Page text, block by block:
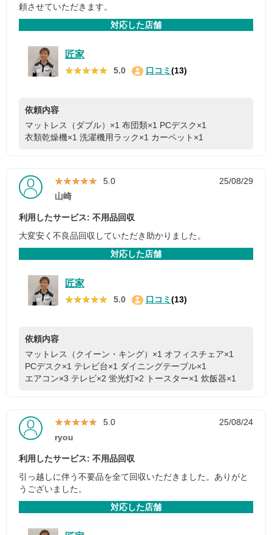
頼させていただきます。
対応した店舗
匠家
★★★★★
★★★★★ 5.0 口コミ (13)
依頼内容
マットレス（ダブル）×1 布団類×1 PCデスク×1
衣類乾燥機×1 洗濯機用ラック×1 カーペット×1
★★★★★
★★★★★ 5.0
25/08/29
山崎
利用したサービス: 不用品回収
大変安く不良品回収していただき助かりました。
対応した店舗
匠家
★★★★★
★★★★★ 5.0 口コミ (13)
依頼内容
マットレス（クイーン・キング）×1 オフィスチェア×1
PCデスク×1 テレビ台×1 ダイニングテーブル×1
エアコン×3 テレビ×2 蛍光灯×2 トースター×1 炊飯器×1
★★★★★
★★★★★ 5.0
25/08/24
ryou
利用したサービス: 不用品回収
引っ越しに伴う不要品を全て回収いただきました。ありがと
うございました。
対応した店舗